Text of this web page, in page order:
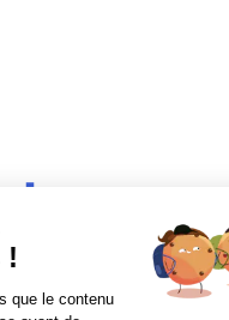
progresser
média d’actualité